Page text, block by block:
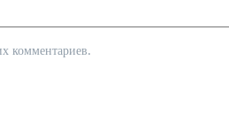
комментариев.